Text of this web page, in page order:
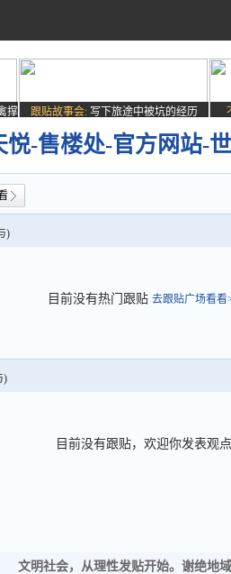
撑
跟贴故事会: 写下旅途中被坑的经历
悦-售楼处-官方网站-
)
目前没有热门跟贴 去跟贴广场看看
)
目前没有跟贴，欢迎你发表观点
文明社会，从理性发贴开始。谢绝地